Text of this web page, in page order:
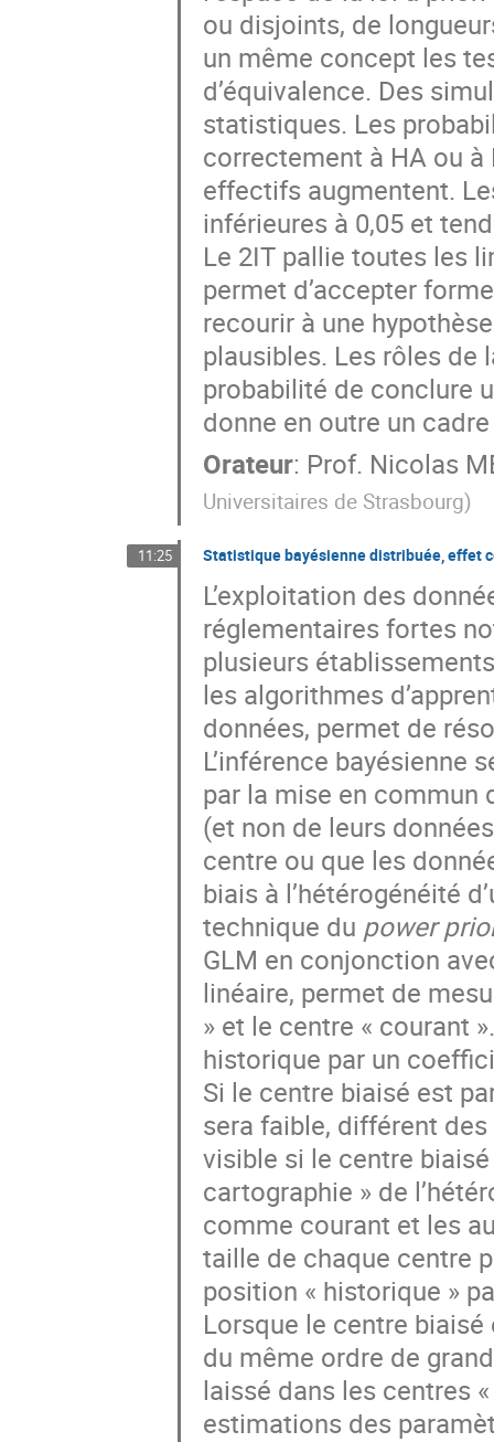
ou disjoints, de
un même concept les
d’équivalence. Des
statistiques. Les
correctement à HA ou
effectifs augmentent.
inférieures à 0,05 et
Le 2IT pallie toutes les
permet d’accepter
recourir à une
plausibles. Les rôles de
probabilité de conclure
donne en outre un
Orateur: Prof. Nicolas
Universitaires de Strasbourg)
11:25 Statistique bayésienne distribuée, effet
L’exploitation des
réglementaires fortes
plusieurs
les algorithmes
données, permet de
L’inférence bayésienne
par la mise en
(et non de leurs
centre ou que les
biais à l’hétérogénéité
technique du power
GLM en conjonction
linéaire, permet de
» et le centre « courant
historique par un
Si le centre biaisé est
sera faible, différent des
visible si le centre
cartographie » de
comme courant et les
taille de chaque centre
position « historique »
Lorsque le centre
du même ordre de
laissé dans les centres
estimations des